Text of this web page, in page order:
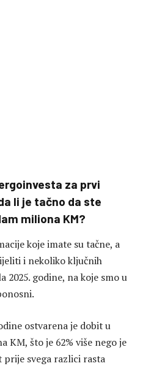
za prvi
li je tačno da ste
miliona KM?
koje imate su tačne, a
i nekoliko ključnih
2025. godine, na koje smo u
ostvarena je dobit u
KM, što je 62% više nego je
svega razlici rasta